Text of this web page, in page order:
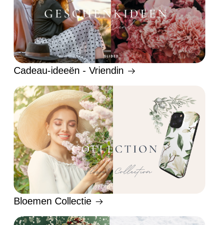
Cadeau-ideeën - Vriendin
Bloemen Collectie